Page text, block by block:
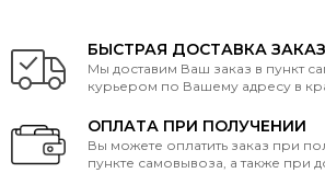
БЫСТРАЯ ДОСТАВКА
Мы доставим Ваш заказ в пункт
курьером по Вашему адресу в
ОПЛАТА ПРИ ПОЛУЧЕНИИ
Вы можете оплатить заказ при
пункте самовывоза, а также при